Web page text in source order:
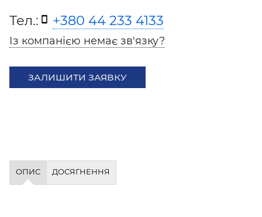
Тел.: +380 44 233 4133
Із компанією немає зв'язку?
ЗАЛИШИТИ ЗАЯВКУ
ОПИС ДОСЯГНЕННЯ